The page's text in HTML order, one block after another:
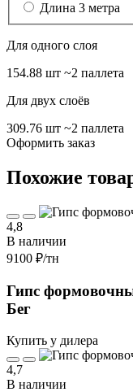
Длина 3 метра
Для одного слоя
154.88 шт ~2 паллета
Для двух слоёв
309.76 шт ~2 паллета
Оформить заказ
Похожие
4,8
В наличии
9100 ₽/тн
Гипс
Бег
Купить у дилера
4,7
В наличии